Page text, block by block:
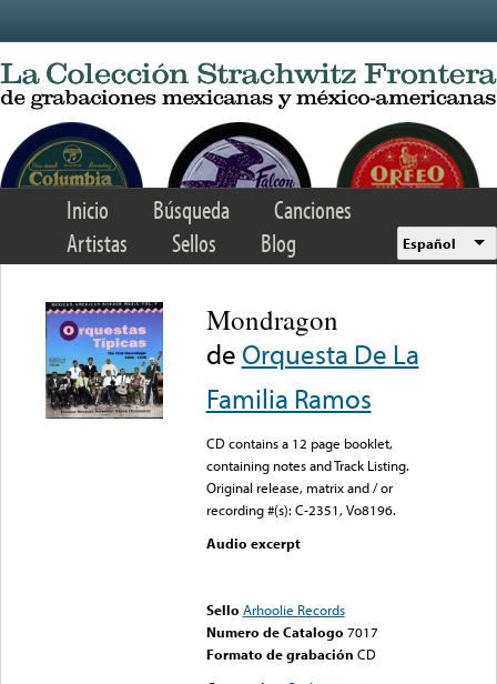
Inicio Búsqueda
Canciones
Artistas
Sellos Blog Español
Mondragon
de Orquesta De La
Familia Ramos
CD contains a 12 page booklet,
containing notes and Track Listing.
Original release, matrix and / or
recording #(s): C-2351, Vo8196.
Audio excerpt
Sello Arhoolie Records
Numero de Catalogo 7017
Formato de grabación CD